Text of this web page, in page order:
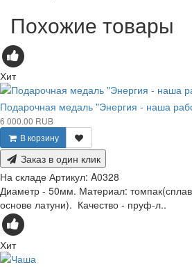
Похожие товары
Хит
Подарочная медаль "Энергия - наша
6 000.00 RUB
В корзину
Заказ в один клик
На складе Артикул: A0328
Диаметр - 50мм. Материал:
основе латуни). Качество - пруф-л..
Хит